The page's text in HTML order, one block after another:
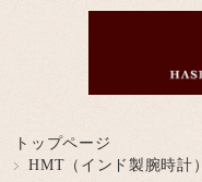
トップページ
HMT（インド製腕時計）